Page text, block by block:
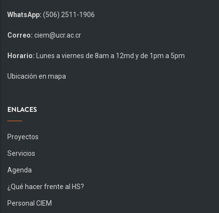
WhatsApp: (506) 2511-1906
Correo: ciem@ucr.ac.cr
Horario: Lunes a viernes de 8am a 12md y de 1pm a 5pm
Ubicación en mapa
ENLACES
Proyectos
Servicios
Agenda
¿Qué hacer frente al HS?
Personal CIEM